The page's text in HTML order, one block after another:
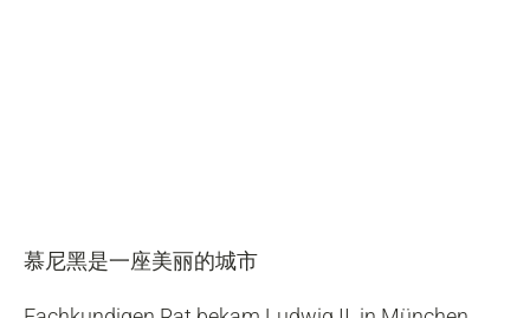
慕尼黑是一座美丽的城市